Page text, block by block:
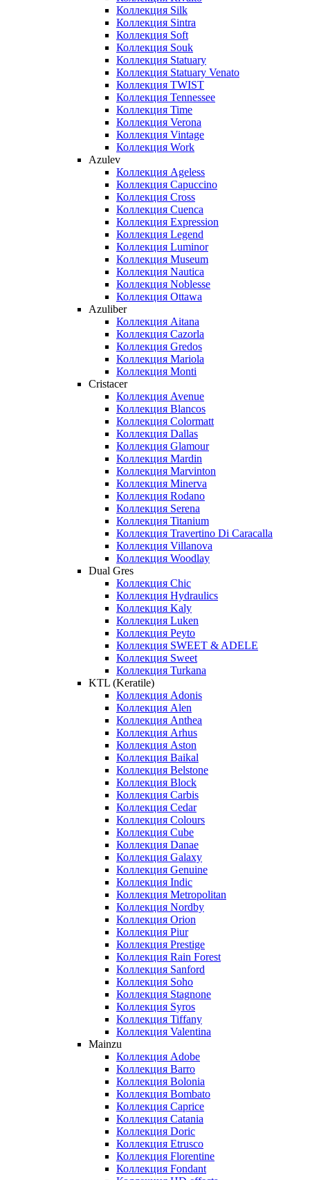
Коллекция Silk
Коллекция Sintra
Коллекция Soft
Коллекция Souk
Коллекция Statuary
Коллекция Statuary Venato
Коллекция TWIST
Коллекция Tennessee
Коллекция Time
Коллекция Verona
Коллекция Vintage
Коллекция Work
Azulev
Коллекция Ageless
Коллекция Capuccino
Коллекция Cross
Коллекция Cuenca
Коллекция Expression
Коллекция Legend
Коллекция Luminor
Коллекция Museum
Коллекция Nautica
Коллекция Noblesse
Коллекция Ottawa
Azuliber
Коллекция Aitana
Коллекция Cazorla
Коллекция Gredos
Коллекция Mariola
Коллекция Monti
Cristacer
Коллекция Avenue
Коллекция Blancos
Коллекция Colormatt
Коллекция Dallas
Коллекция Glamour
Коллекция Mardin
Коллекция Marvinton
Коллекция Minerva
Коллекция Rodano
Коллекция Serena
Коллекция Titanium
Коллекция Travertino Di Caracalla
Коллекция Villanova
Коллекция Woodlay
Dual Gres
Коллекция Chic
Коллекция Hydraulics
Коллекция Kaly
Коллекция Luken
Коллекция Peyto
Коллекция SWEET & ADELE
Коллекция Sweet
Коллекция Turkana
KTL (Keratile)
Коллекция Adonis
Коллекция Alen
Коллекция Anthea
Коллекция Arhus
Коллекция Aston
Коллекция Baikal
Коллекция Belstone
Коллекция Block
Коллекция Carbis
Коллекция Cedar
Коллекция Colours
Коллекция Cube
Коллекция Danae
Коллекция Galaxy
Коллекция Genuine
Коллекция Indic
Коллекция Metropolitan
Коллекция Nordby
Коллекция Orion
Коллекция Piur
Коллекция Prestige
Коллекция Rain Forest
Коллекция Sanford
Коллекция Soho
Коллекция Stagnone
Коллекция Syros
Коллекция Tiffany
Коллекция Valentina
Mainzu
Коллекция Adobe
Коллекция Barro
Коллекция Bolonia
Коллекция Bombato
Коллекция Caprice
Коллекция Catania
Коллекция Doric
Коллекция Etrusco
Коллекция Florentine
Коллекция Fondant